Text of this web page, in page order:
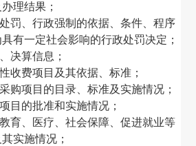
理结果；
处罚、行政强制的依据、条件、程序
有一定社会影响的行政处罚决定；
决算信息；
收费项目及其依据、标准；
购项目的目录、标准及实施情况；
目的批准和实施情况；
教育、医疗、社会保障、促进就业等
实施情况；